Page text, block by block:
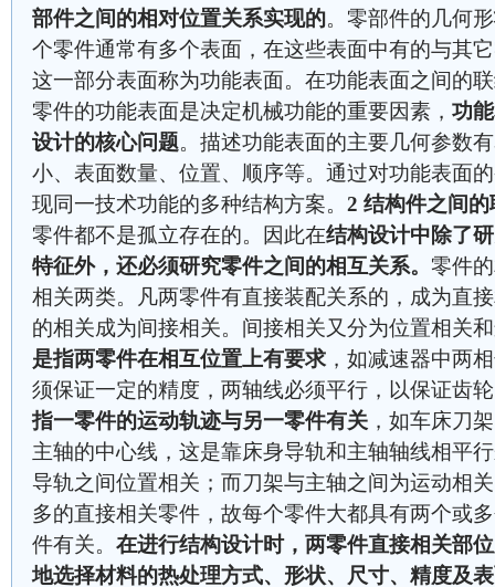
部件之间的相对位置关系实现的。零部件的几何
个零件通常有多个表面，在这些表面中有的与其
这一部分表面称为功能表面。在功能表面之间
零件的功能表面是决定机械功能的重要因素， 功
设计的核心问题。描述功能表面的主要几何参数
小、表面数量、位置、顺序等。通过对功能表面
现同一技术功能的多种结构方案。 2 结构件之间的
零件都不是孤立存在的。因此在结构设计中除了
特征外，还必须研究零件之间的相互关系。 零件
相关两类。凡两零件有直接装配关系的，成为直
的相关成为间接相关。间接相关又分为位置相关
是指两零件在相互位置上有要求 ，如减速器中两
须保证一定的精度，两轴线必须平行，以保证齿
指一零件的运动轨迹与另一零件有关 ，如车床刀
主轴的中心线，这是靠床身导轨和主轴轴线相平
导轨之间位置相关；而刀架与主轴之间为运动相
多的直接相关零件，故每个零件大都具有两个或
件有关。 在进行结构设计时，两零件直接相关部
地选择材料的热处理方式、形状、尺寸、精度及